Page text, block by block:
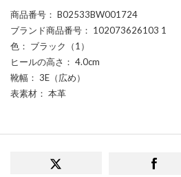
商品番号 ： B02533BW001724
ブランド商品番号 ： 102073626103 1
色 ： ブラック（1）
ヒールの高さ ： 4.0cm
靴幅 ： 3E（広め）
表素材 ： 本革